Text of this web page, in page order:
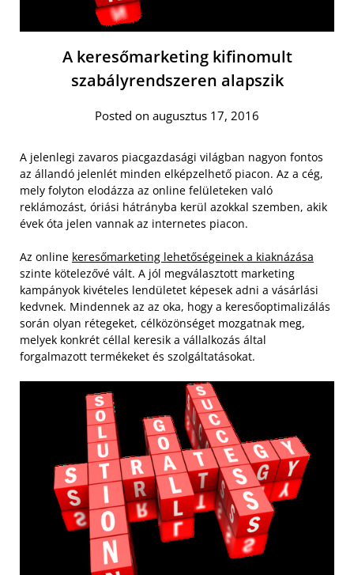
A keresőmarketing kifinomult
szabályrendszeren alapszik
Posted on augusztus 17, 2016
A jelenlegi zavaros piacgazdasági világban nagyon fontos
az állandó jelenlét minden elképzelhető piacon. Az a cég,
mely folyton elodázza az online felületeken való
reklámozást, óriási hátrányba kerül azokkal szemben, akik
évek óta jelen vannak az internetes piacon.
Az online keresőmarketing lehetőségeinek a kiaknázása
szinte kötelezővé vált. A jól megválasztott marketing
kampányok kivételes lendületet képesek adni a vásárlási
kedvnek. Mindennek az az oka, hogy a keresőoptimalizálás
során olyan rétegeket, célközönséget mozgatnak meg,
melyek konkrét céllal keresik a vállalkozás által
forgalmazott termékeket és szolgáltatásokat.